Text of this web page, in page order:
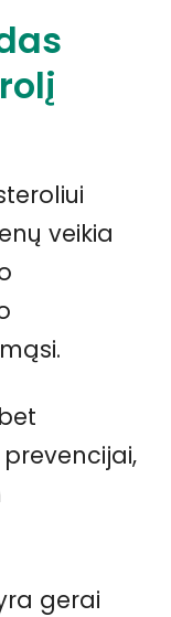
veikia
gerai